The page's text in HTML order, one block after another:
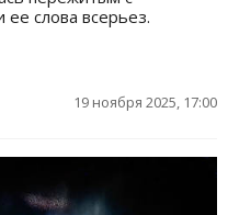
слова всерьез.
19 ноября 2025, 17:00